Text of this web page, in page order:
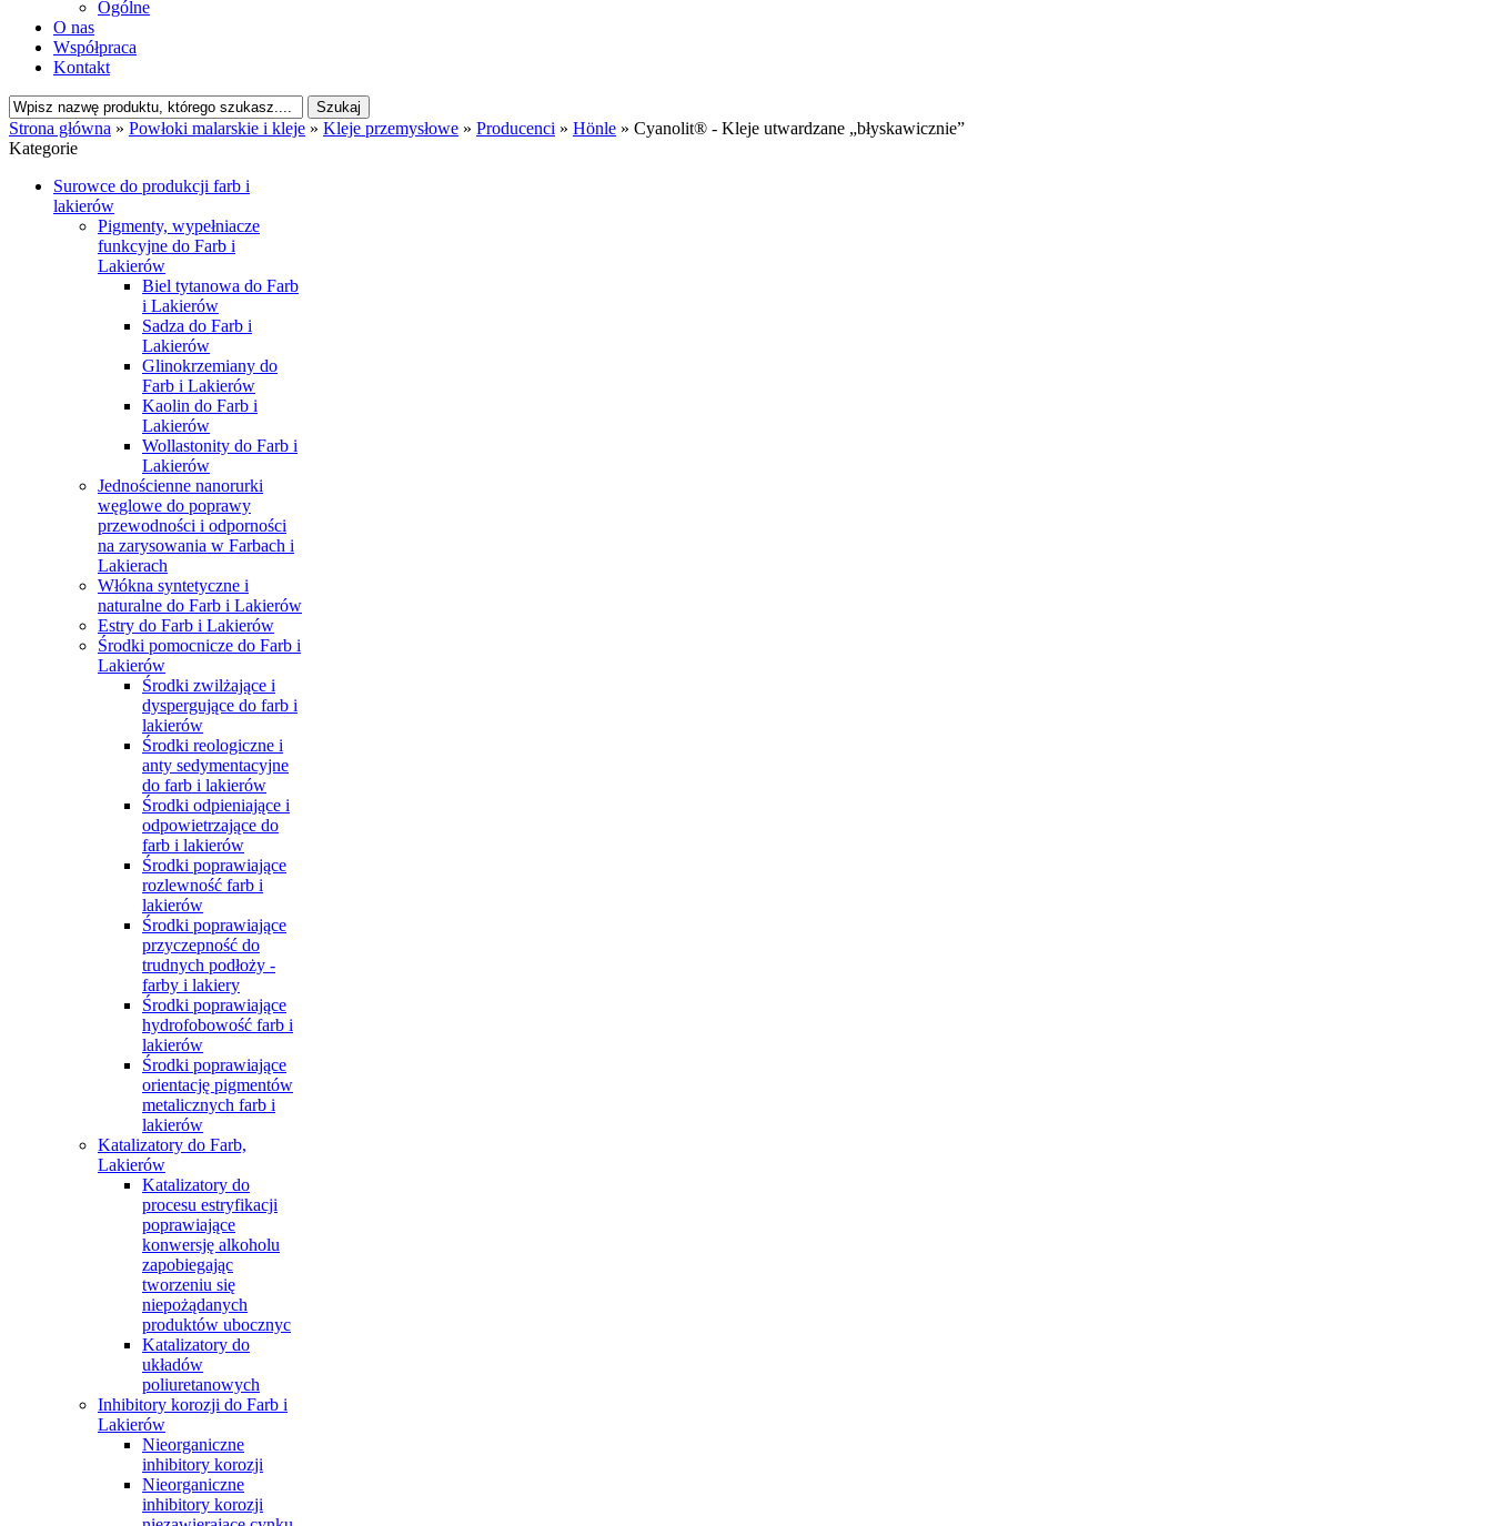
Ogólne
O nas
Współpraca
Kontakt
Strona główna » Powłoki malarskie i kleje » Kleje przemysłowe » Producenci » Hönle » Cyanolit® - Kleje utwardzane „błyskawicznie”
Kategorie
Surowce do produkcji farb i
lakierów
Pigmenty, wypełniacze
funkcyjne do Farb i
Lakierów
Biel tytanowa do Farb
i Lakierów
Sadza do Farb i
Lakierów
Glinokrzemiany do
Farb i Lakierów
Kaolin do Farb i
Lakierów
Wollastonity do Farb i
Lakierów
Jednościenne nanorurki
węglowe do poprawy
przewodności i odporności
na zarysowania w Farbach i
Lakierach
Włókna syntetyczne i
naturalne do Farb i Lakierów
Estry do Farb i Lakierów
Środki pomocnicze do Farb i
Lakierów
Środki zwilżające i
dyspergujące do farb i
lakierów
Środki reologiczne i
anty sedymentacyjne
do farb i lakierów
Środki odpieniające i
odpowietrzające do
farb i lakierów
Środki poprawiające
rozlewność farb i
lakierów
Środki poprawiające
przyczepność do
trudnych podłoży -
farby i lakiery
Środki poprawiające
hydrofobowość farb i
lakierów
Środki poprawiające
orientację pigmentów
metalicznych farb i
lakierów
Katalizatory do Farb,
Lakierów
Katalizatory do
procesu estryfikacji
poprawiające
konwersję alkoholu
zapobiegając
tworzeniu się
niepożądanych
produktów ubocznyc
Katalizatory do
układów
poliuretanowych
Inhibitory korozji do Farb i
Lakierów
Nieorganiczne
inhibitory korozji
Nieorganiczne
inhibitory korozji